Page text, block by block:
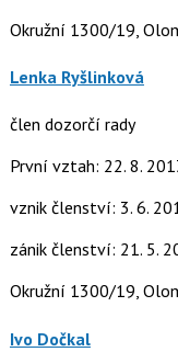
Okružní 1300/19,
Lenka Ryšlinková
člen dozorčí rady
První vztah: 22. 8.
vznik členství: 3. 6.
zánik členství: 21. 5.
Okružní 1300/19,
Ivo Dočkal